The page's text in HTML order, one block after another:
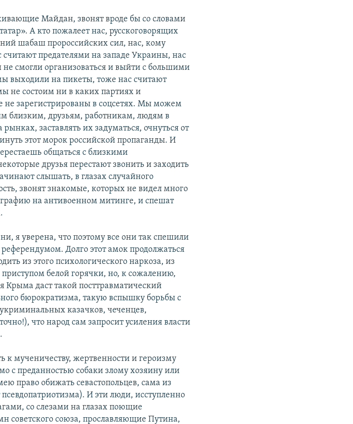
Майдан, звонят вроде бы со словами
А кто пожалеет нас, русскоговорящих
шабаш пророссийских сил, нас, кому
предателями на западе Украины, нас
смогли организоваться и выйти с большими
выходили на пикеты, тоже нас считают
не состоим ни в каких партиях и
не зарегистрированы в соцсетях. Мы можем
близким, друзьям, работникам, людям в
заставлять их задуматься, очнуться от
этот морок российской пропаганды. И
общаться с близкими
друзья перестают звонить и заходить
слышать, в глазах случайного
звонят знакомые, которых не видел много
на антивоенном митинге, и спешат
я уверена, что поэтому все они так спешили
Долго этот амок продолжаться
из этого психологического наркоза, из
приступом белой горячки, но, к сожалению,
Крыма даст такой посттравматический
бюрократизма, такую вспышку борьбы с
казачков, чеченцев,
что народ сам запросит усиления власти
к мученичеству, жертвенности и героизму
с преданностью собаки злому хозяину или
право обижать севастопольцев, сама из
И эти люди, исступленно
со слезами на глазах поющие
советского союза, прославляющие Путина,